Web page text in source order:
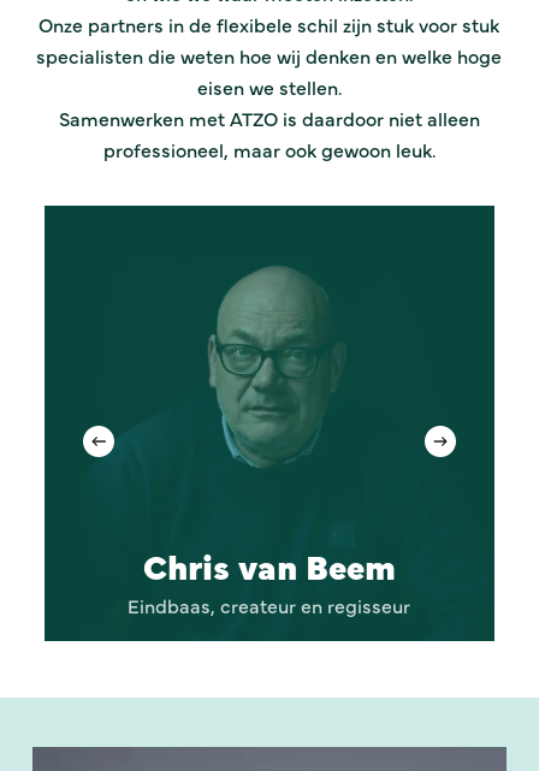
Onze partners in de flexibele schil zijn stuk voor stuk
specialisten die weten hoe wij denken en welke hoge
eisen we stellen.
Samenwerken met ATZO is daardoor niet alleen
professioneel, maar ook gewoon leuk.
Chris van Beem
Eindbaas, createur en regisseur